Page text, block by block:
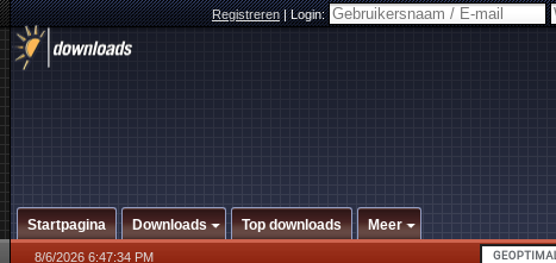
Registreren|Login:
Startpagina Downloads Top downloads Meer
8/6/2026 6:47:34 PM